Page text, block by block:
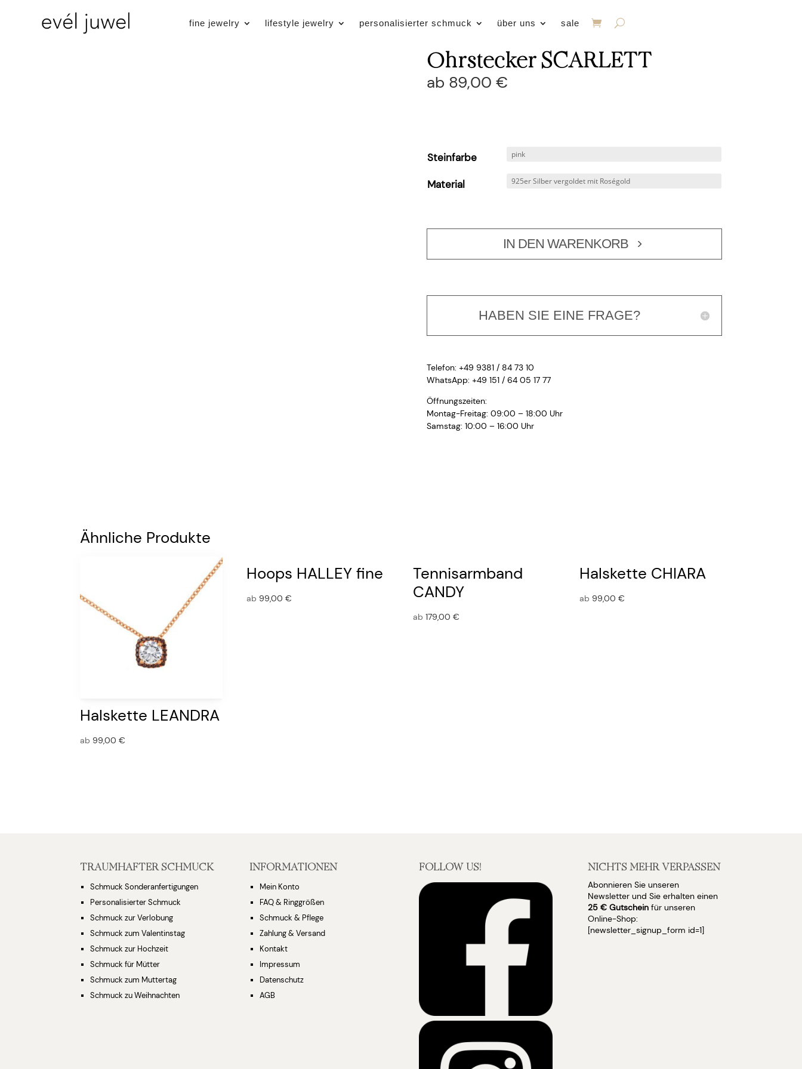
fine jewelry lifestyle jewelry personalisierter schmuck über uns sale
Ohrstecker SCARLETT
ab 89,00 €
Steinfarbe
Material
IN DEN WARENKORB
HABEN SIE EINE FRAGE?
Telefon: +49 9381 / 84 73 10
WhatsApp: +49 151 / 64 05 17 77
Öffnungszeiten:
Montag-Freitag: 09:00 – 18:00 Uhr
Samstag: 10:00 – 16:00 Uhr
Ähnliche Produkte
Halskette LEANDRA
ab 99,00€
Hoops HALLEY fine
ab 99,00€
Tennisarmband
CANDY
ab179,00€
Halskette CHIARA
ab 99,00€
TRAUMHAFTER SCHMUCK
Schmuck Sonderanfertigungen
Personalisierter Schmuck
Schmuck zur Verlobung
Schmuck zum Valentinstag
Schmuck zur Hochzeit
Schmuck für Mütter
Schmuck zum Muttertag
Schmuck zu Weihnachten
INFORMATIONEN
Mein Konto
FAQ & Ringgrößen
Schmuck & Pflege
Zahlung & Versand
Kontakt
Impressum
Datenschutz
AGB
FOLLOW US! NICHTS MEHR VERPASSEN
Abonnieren Sie unseren
Newsletter und Sie erhalten einen
25 € Gutschein für unseren
Online-Shop:
[newsletter_signup_form id=1]